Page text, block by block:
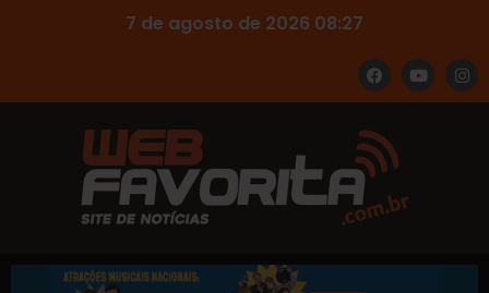
7 de agosto de 2026 08:27